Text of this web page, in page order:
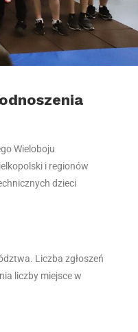
Wieloboju
i regionów
dzieci
Liczba zgłoszeń
liczby miejsce w